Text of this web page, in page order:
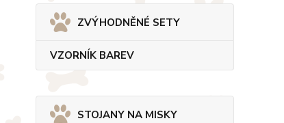
ZVÝHODNĚNÉ SETY
VZORNÍK BAREV
STOJANY NA MISKY